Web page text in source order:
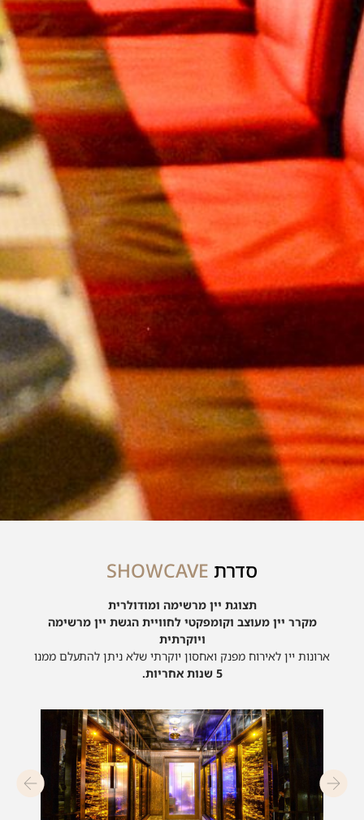
סדרת SHOWCAVE
תצוגת יין מרשימה ומודולרית
מקרר יין מעוצב וקומפקטי לחוויית הגשת יין מרשימה
ויוקרתית
ארונות יין לאירוח מפנק ואחסון יוקרתי שלא ניתן להתעלם ממנו
5 שנות אחריות.